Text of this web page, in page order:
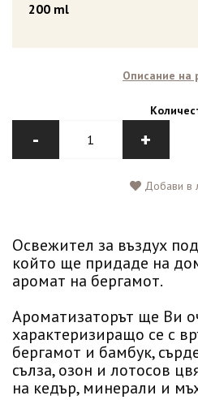
200 ml
Описание на
- +
Добави в
Освежител за въздух
който ще придаде на
аромат на бергамот.
Ароматизаторът ще Ви
характеризиращо се с
бергамот и бамбук,
сълза, озон и лотосов
на кедър, минерали и